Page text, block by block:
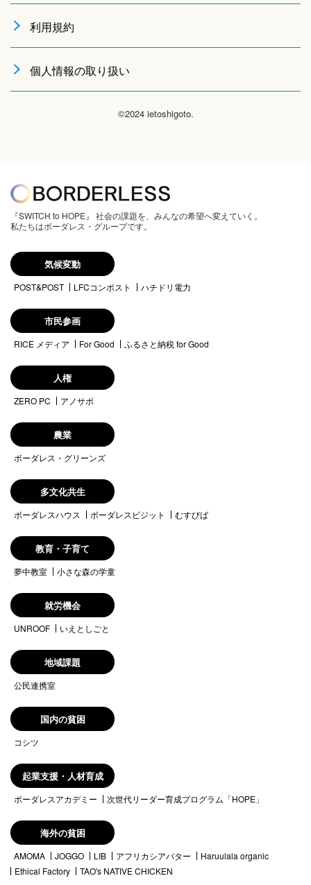
利用規約
個人情報の取り扱い
©2024 ietoshigoto.
『SWITCH to HOPE』 社会の課題を、みんなの希望へ変えていく。
私たちはボーダレス・グループです。
気候変動
POST&POST LFCコンポスト ハチドリ電力
市民参画
RICE メディア For Good ふるさと納税 for Good
人権
ZERO PC アノサポ
農業
ボーダレス・グリーンズ
多文化共生
ボーダレスハウス ボーダレスビジット むすびば
教育・子育て
夢中教室 小さな森の学童
就労機会
UNROOF いえとしごと
地域課題
公民連携室
国内の貧困
コシツ
起業支援・人材育成
ボーダレスアカデミー 次世代リーダー育成プログラム「HOPE」
海外の貧困
AMOMA JOGGO LIB アフリカシアバター
Haruulala organic
Ethical Factory
TAO's NATIVE CHICKEN